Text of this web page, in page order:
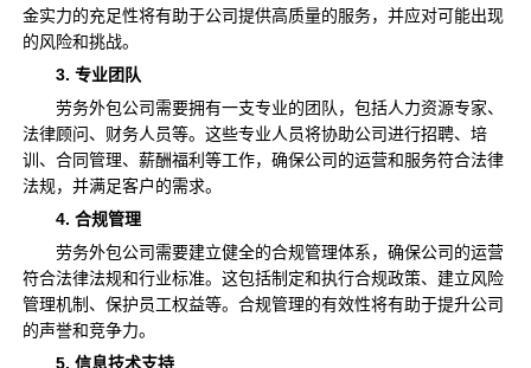
金实力的充足性将有助于公司提供高质量的服务，并应对可能出现
的风险和挑战。
3. 专业团队
劳务外包公司需要拥有一支专业的团队，包括人力资源专家、
法律顾问、财务人员等。这些专业人员将协助公司进行招聘、培
训、合同管理、薪酬福利等工作，确保公司的运营和服务符合法律
法规，并满足客户的需求。
4. 合规管理
劳务外包公司需要建立健全的合规管理体系，确保公司的运营
符合法律法规和行业标准。这包括制定和执行合规政策、建立风险
管理机制、保护员工权益等。合规管理的有效性将有助于提升公司
的声誉和竞争力。
5. 信息技术支持